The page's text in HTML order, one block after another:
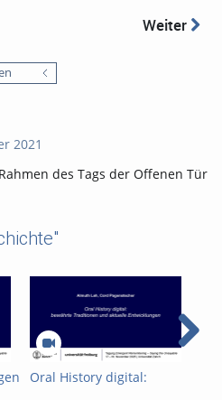
Weiter
2021
des Tags der Offenen Tür
Oral History digital: